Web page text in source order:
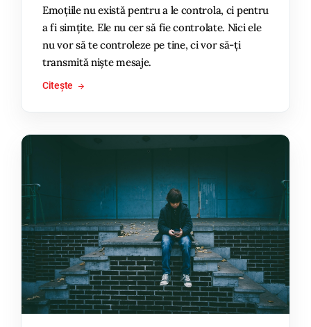
Emoțiile nu există pentru a le controla, ci pentru
a fi simțite. Ele nu cer să fie controlate. Nici ele
nu vor să te controleze pe tine, ci vor să-ți
transmită niște mesaje.
Citește